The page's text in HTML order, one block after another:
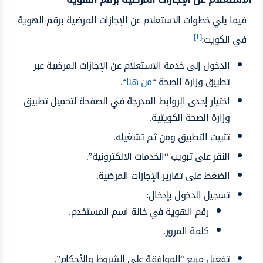
فيما يلي خطوات الاستعلام عن الإجازات المرضية برقم الهوية
في الكويت:[1]
الدخول إلى خدمة الاستعلام عن الإجازات المرضية عبر
تطبيق وزارة الصحة “من هنا“.
اختيار إحدى الروابط المدرجة في الصفحة لتحميل تطبيق
وزارة الصحة الكويتية.
تثبيت التطبيق ومن ثم تشغيله.
النقر على تبويب “الخدمات الالكترونية”.
الضغط على تقارير الإجازات المرضية.
تسجيل الدخول بإدخال:
رقم الهوية في خانة اسم المستخدم.
كلمة المرور.
تفعيل مربع “الموافقة على الشروط والأحكام”.